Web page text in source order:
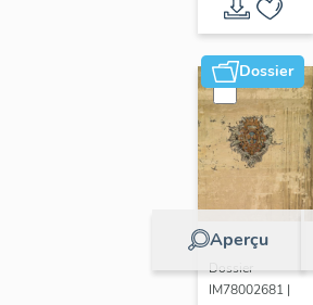
Dossier
Aperçu
Dossier
IM78002681 |